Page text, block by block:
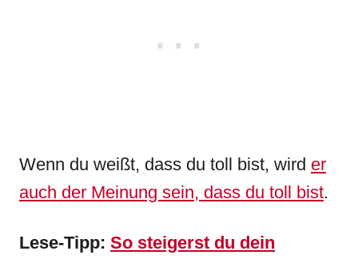
Wenn du weißt, dass du toll bist, wird er
auch der Meinung sein, dass du toll bist.
Lese-Tipp: So steigerst du dein